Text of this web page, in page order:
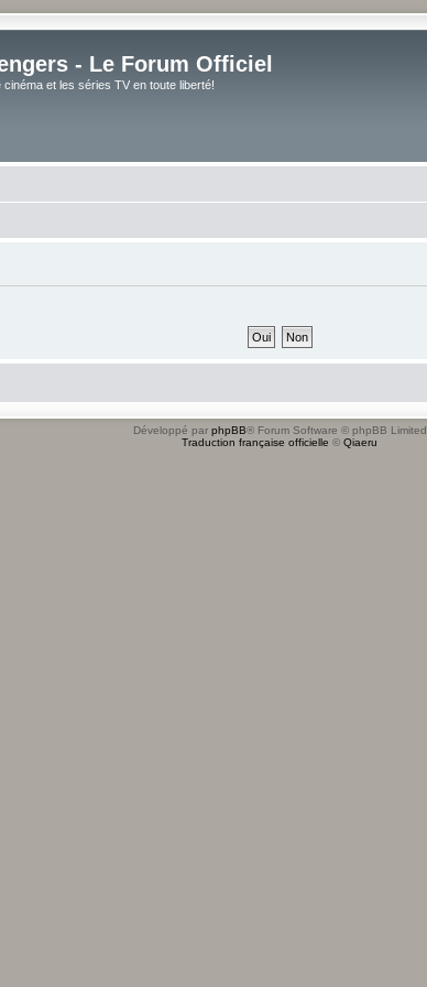
- Le Forum Officiel
et les séries TV en toute liberté!
Développé par phpBB® Forum Software © phpBB Limited
Traduction française officielle © Qiaeru